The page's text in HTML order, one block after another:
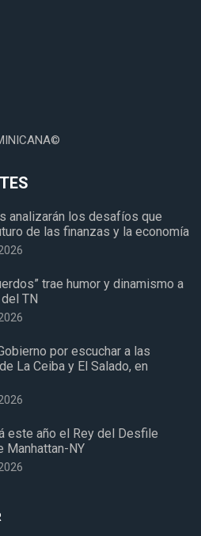
analizarán los desafíos que
de las finanzas y la economía
trae humor y dinamismo a
TN
por escuchar a las
La Ceiba y El Salado, en
este año el Rey del Desfile
Manhattan-NY